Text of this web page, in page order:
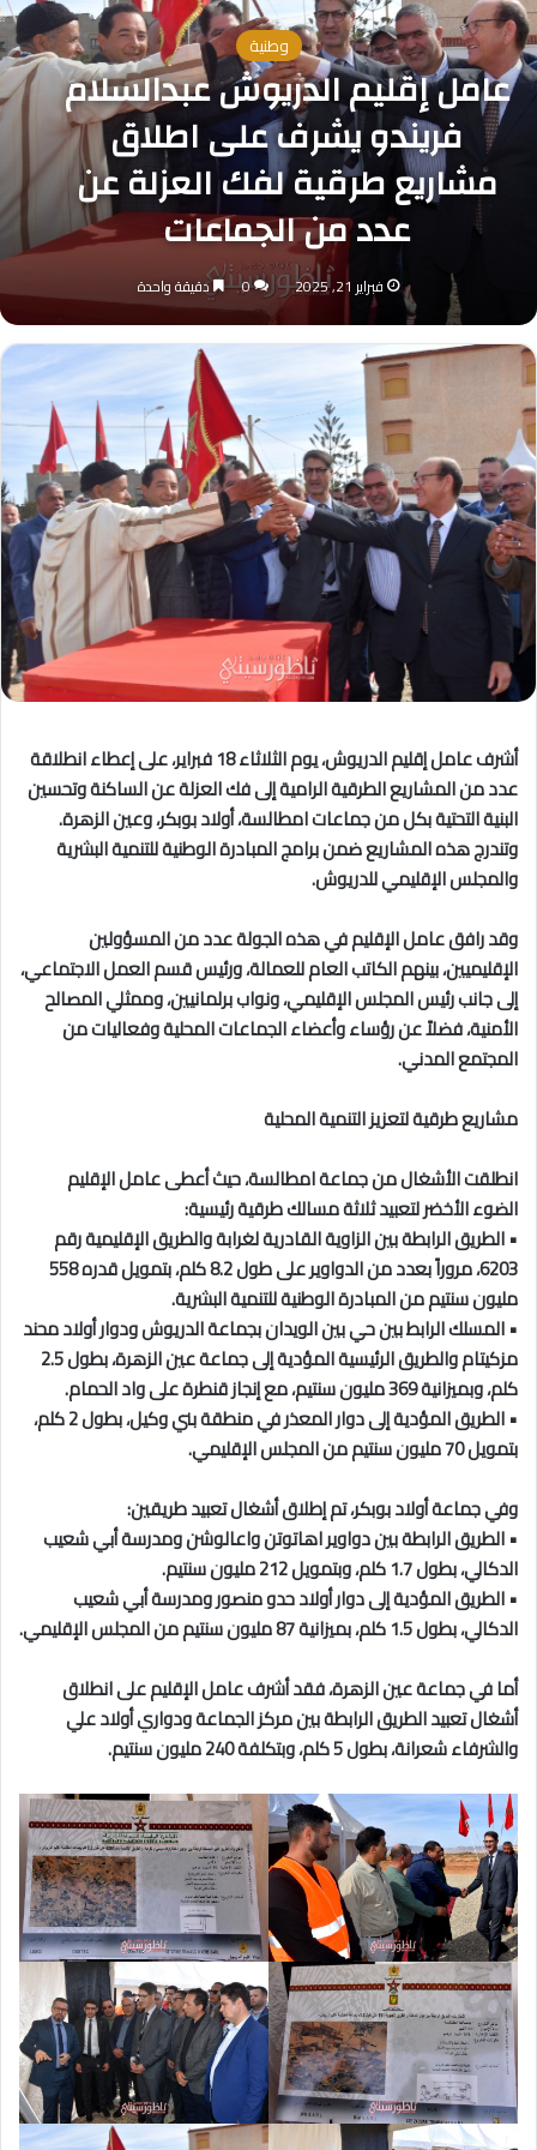
وطنية
عامل إقليم الدريوش عبدالسلام
فريندو يشرف على اطلاق
مشاريع طرقية لفك العزلة عن
عدد من الجماعات
فبراير 21, 2025 0 دقيقة واحدة
أشرف عامل إقليم الدريوش، يوم الثلاثاء 18 فبراير، على إعطاء انطلاقة
عدد من المشاريع الطرقية الرامية إلى فك العزلة عن الساكنة وتحسين
البنية التحتية بكل من جماعات امطالسة، أولاد بوبكر، وعين الزهرة.
وتندرج هذه المشاريع ضمن برامج المبادرة الوطنية للتنمية البشرية
والمجلس الإقليمي للدريوش.
وقد رافق عامل الإقليم في هذه الجولة عدد من المسؤولين
الإقليميين، بينهم الكاتب العام للعمالة، ورئيس قسم العمل الاجتماعي،
إلى جانب رئيس المجلس الإقليمي، ونواب برلمانيين، وممثلي المصالح
الأمنية، فضلاً عن رؤساء وأعضاء الجماعات المحلية وفعاليات من
المجتمع المدني.
مشاريع طرقية لتعزيز التنمية المحلية
انطلقت الأشغال من جماعة امطالسة، حيث أعطى عامل الإقليم
الضوء الأخضر لتعبيد ثلاثة مسالك طرقية رئيسية:
• الطريق الرابطة بين الزاوية القادرية لغرابة والطريق الإقليمية رقم
6203، مروراً بعدد من الدواوير على طول 8.2 كلم، بتمويل قدره 558
مليون سنتيم من المبادرة الوطنية للتنمية البشرية.
• المسلك الرابط بين حي بين الويدان بجماعة الدريوش ودوار أولاد محند
مزكيتام والطريق الرئيسية المؤدية إلى جماعة عين الزهرة، بطول 2.5
كلم، وبميزانية 369 مليون سنتيم، مع إنجاز قنطرة على واد الحمام.
• الطريق المؤدية إلى دوار المعذر في منطقة بني وكيل، بطول 2 كلم،
بتمويل 70 مليون سنتيم من المجلس الإقليمي.
وفي جماعة أولاد بوبكر، تم إطلاق أشغال تعبيد طريقين:
• الطريق الرابطة بين دواوير اهاتوتن واعالوشن ومدرسة أبي شعيب
الدكالي، بطول 1.7 كلم، وبتمويل 212 مليون سنتيم.
• الطريق المؤدية إلى دوار أولاد حدو منصور ومدرسة أبي شعيب
الدكالي، بطول 1.5 كلم، بميزانية 87 مليون سنتيم من المجلس الإقليمي.
أما في جماعة عين الزهرة، فقد أشرف عامل الإقليم على انطلاق
أشغال تعبيد الطريق الرابطة بين مركز الجماعة ودواري أولاد علي
والشرفاء شعرانة، بطول 5 كلم، وبتكلفة 240 مليون سنتيم.